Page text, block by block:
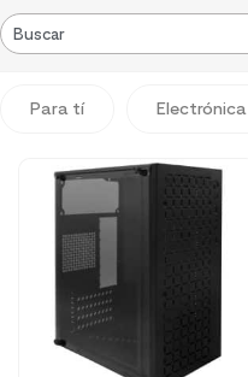
Para tí Electrónica